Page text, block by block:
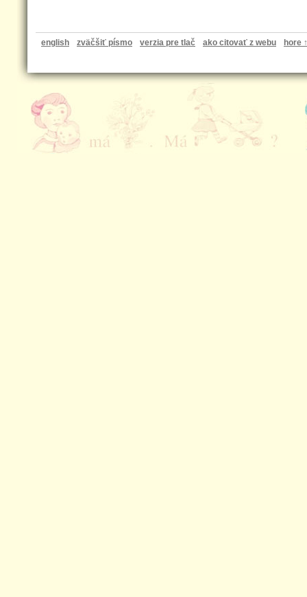
english zväčšiť písmo verzia pre tlač ako citovať z webu hore ↑